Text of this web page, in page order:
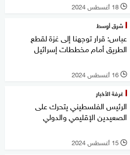
l 18 أغسطس 2024
شرق أوسط
عباس: قرار توجهنا إلى غزة لقطع
الطريق أمام مخططات إسرائيل
l 16 أغسطس 2024
غرفة الأخبار
الرئيس الفلسطيني يتحرك على
الصعيدين الإقليمي والدولي
l 15 أغسطس 2024